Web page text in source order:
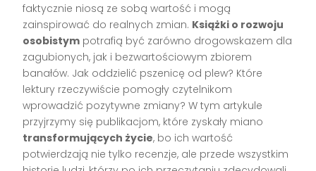
faktycznie niosą ze sobą wartość i mogą
zainspirować do realnych zmian. Książki o rozwoju
osobistym potrafią być zarówno drogowskazem dla
zagubionych, jak i bezwartościowym zbiorem
banałów. Jak oddzielić pszenicę od plew? Które
lektury rzeczywiście pomogły czytelnikom
wprowadzić pozytywne zmiany? W tym artykule
przyjrzymy się publikacjom, które zyskały miano
transformujących życie, bo ich wartość
potwierdzają nie tylko recenzje, ale przede wszystkim